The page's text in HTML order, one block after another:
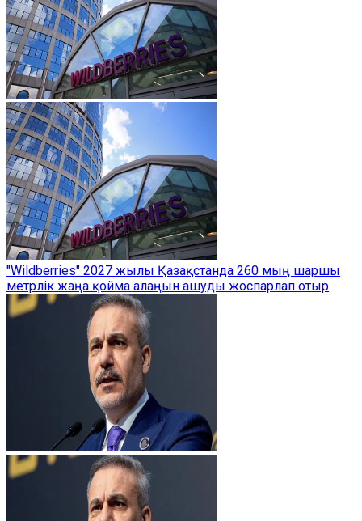
"Wildberries" 2027 жылы Қазақстанда 260 мың шаршы
метрлік жаңа қойма алаңын ашуды жоспарлап отыр